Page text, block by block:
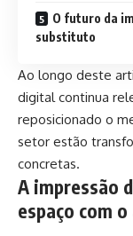
O futuro da
substituto
Ao longo deste
digital continua
reposicionado o
setor estão
concretas.
A impressão
espaço com